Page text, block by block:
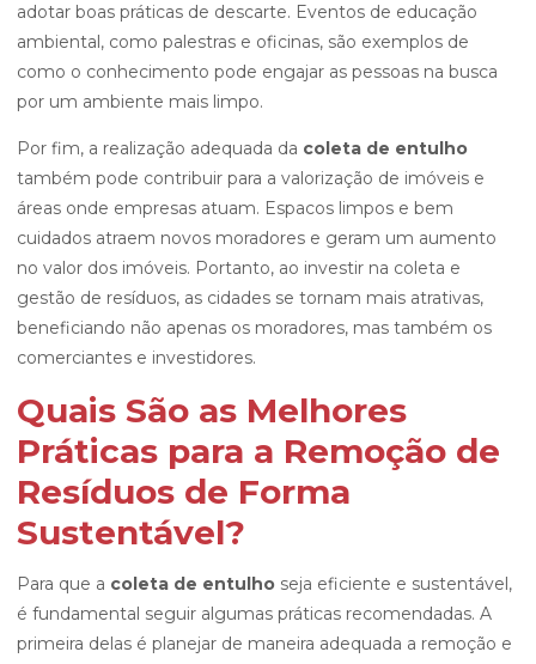
adotar boas práticas de descarte. Eventos de educação
ambiental, como palestras e oficinas, são exemplos de
como o conhecimento pode engajar as pessoas na busca
por um ambiente mais limpo.
Por fim, a realização adequada da coleta de entulho
também pode contribuir para a valorização de imóveis e
áreas onde empresas atuam. Espacos limpos e bem
cuidados atraem novos moradores e geram um aumento
no valor dos imóveis. Portanto, ao investir na coleta e
gestão de resíduos, as cidades se tornam mais atrativas,
beneficiando não apenas os moradores, mas também os
comerciantes e investidores.
Quais São as Melhores
Práticas para a Remoção de
Resíduos de Forma
Sustentável?
Para que a coleta de entulho seja eficiente e sustentável,
é fundamental seguir algumas práticas recomendadas. A
primeira delas é planejar de maneira adequada a remoção e